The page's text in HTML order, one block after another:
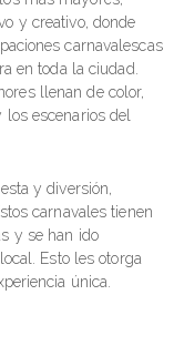
y creativo, donde
carnavalescas
en toda la ciudad.
llenan de color,
escenarios del
y diversión,
carnavales tienen
y se han ido
Esto les otorga
única.